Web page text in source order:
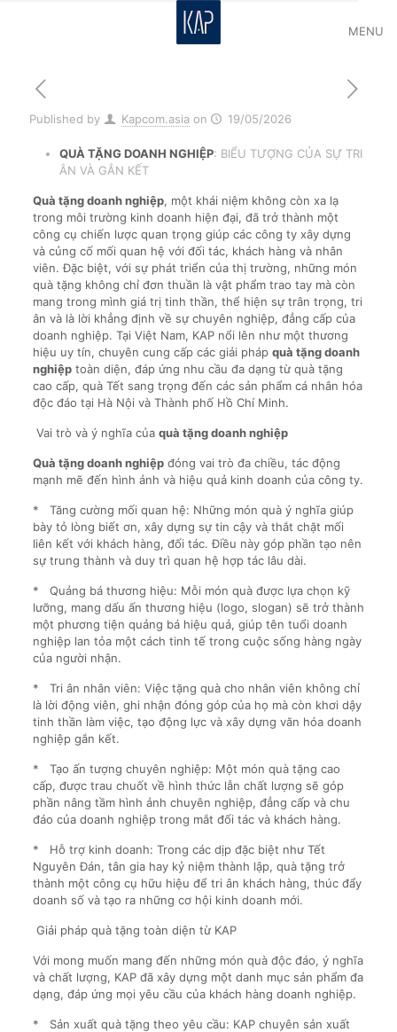
MENU
Published by Kapcom.asia on 19/05/2026
QUÀ TẶNG DOANH NGHIỆP: BIỂU TƯỢNG CỦA SỰ TRI
ÂN VÀ GẮN KẾT
Quà tặng doanh nghiệp, một khái niệm không còn xa lạ
trong môi trường kinh doanh hiện đại, đã trở thành một
công cụ chiến lược quan trọng giúp các công ty xây dựng
và củng cố mối quan hệ với đối tác, khách hàng và nhân
viên. Đặc biệt, với sự phát triển của thị trường, những món
quà tặng không chỉ đơn thuần là vật phẩm trao tay mà còn
mang trong mình giá trị tinh thần, thể hiện sự trân trọng, tri
ân và là lời khẳng định về sự chuyên nghiệp, đẳng cấp của
doanh nghiệp. Tại Việt Nam, KAP nổi lên như một thương
hiệu uy tín, chuyên cung cấp các giải pháp quà tặng doanh
nghiệptoàn diện, đáp ứng nhu cầu đa dạng từ quà tặng
cao cấp, quà Tết sang trọng đến các sản phẩm cá nhân hóa
độc đáo tại Hà Nội và Thành phố Hồ Chí Minh.
Vai trò và ý nghĩa của quà tặng doanh nghiệp
Quà tặng doanh nghiệpđóng vai trò đa chiều, tác động
mạnh mẽ đến hình ảnh và hiệu quả kinh doanh của công ty.
* Tăng cường mối quan hệ: Những món quà ý nghĩa giúp
bày tỏ lòng biết ơn, xây dựng sự tin cậy và thắt chặt mối
liên kết với khách hàng, đối tác. Điều này góp phần tạo nên
sự trung thành và duy trì quan hệ hợp tác lâu dài.
* Quảng bá thương hiệu: Mỗi món quà được lựa chọn kỹ
lưỡng, mang dấu ấn thương hiệu (logo, slogan) sẽ trở thành
một phương tiện quảng bá hiệu quả, giúp tên tuổi doanh
nghiệp lan tỏa một cách tinh tế trong cuộc sống hàng ngày
của người nhận.
* Tri ân nhân viên: Việc tặng quà cho nhân viên không chỉ
là lời động viên, ghi nhận đóng góp của họ mà còn khơi dậy
tinh thần làm việc, tạo động lực và xây dựng văn hóa doanh
nghiệp gắn kết.
* Tạo ấn tượng chuyên nghiệp: Một món quà tặng cao
cấp, được trau chuốt về hình thức lẫn chất lượng sẽ góp
phần nâng tầm hình ảnh chuyên nghiệp, đẳng cấp và chu
đáo của doanh nghiệp trong mắt đối tác và khách hàng.
* Hỗ trợ kinh doanh: Trong các dịp đặc biệt như Tết
Nguyên Đán, tân gia hay kỷ niệm thành lập, quà tặng trở
thành một công cụ hữu hiệu để tri ân khách hàng, thúc đẩy
doanh số và tạo ra những cơ hội kinh doanh mới.
Giải pháp quà tặng toàn diện từ KAP
Với mong muốn mang đến những món quà độc đáo, ý nghĩa
và chất lượng, KAP đã xây dựng một danh mục sản phẩm đa
dạng, đáp ứng mọi yêu cầu của khách hàng doanh nghiệp.
* Sản xuất quà tặng theo yêu cầu: KAP chuyên sản xuất